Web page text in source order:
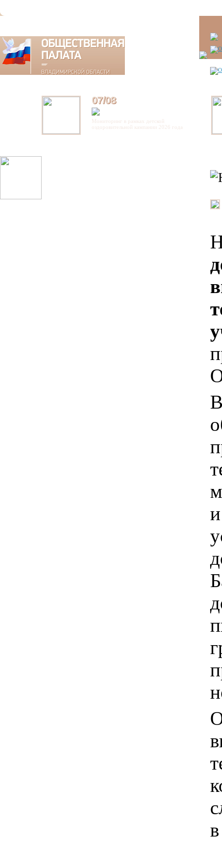
07/08
Мониторинг в рамках детской
оздоровительной кампании 2026 года